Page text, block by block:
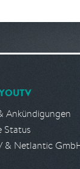
Ankündigungen
Status
& Netlantic